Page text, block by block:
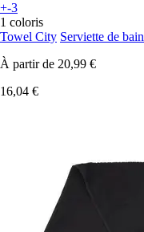
+-3
1 coloris
Towel City Serviette de bain
À partir de 20,99 €
16,04 €